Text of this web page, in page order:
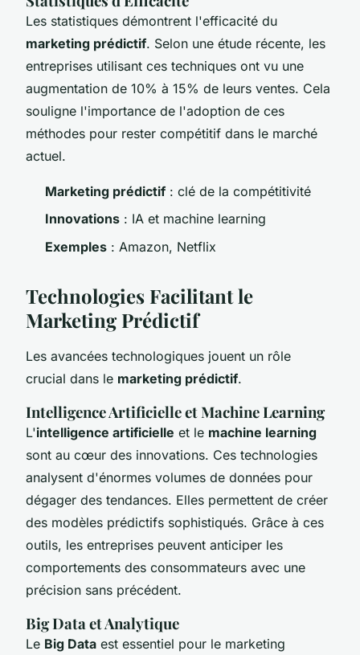
Les statistiques démontrent l'efficacité du
marketing prédictif. Selon une étude récente, les
entreprises utilisant ces techniques ont vu une
augmentation de 10% à 15% de leurs ventes. Cela
souligne l'importance de l'adoption de ces
méthodes pour rester compétitif dans le marché
actuel.
Marketing prédictif : clé de la compétitivité
Innovations : IA et machine learning
Exemples : Amazon, Netflix
Technologies Facilitant le
Marketing Prédictif
Les avancées technologiques jouent un rôle
crucial dans le marketing prédictif.
Intelligence Artificielle et Machine Learning
L'intelligence artificielle et le machine learning
sont au cœur des innovations. Ces technologies
analysent d'énormes volumes de données pour
dégager des tendances. Elles permettent de créer
des modèles prédictifs sophistiqués. Grâce à ces
outils, les entreprises peuvent anticiper les
comportements des consommateurs avec une
précision sans précédent.
Big Data et Analytique
Le Big Data est essentiel pour le marketing